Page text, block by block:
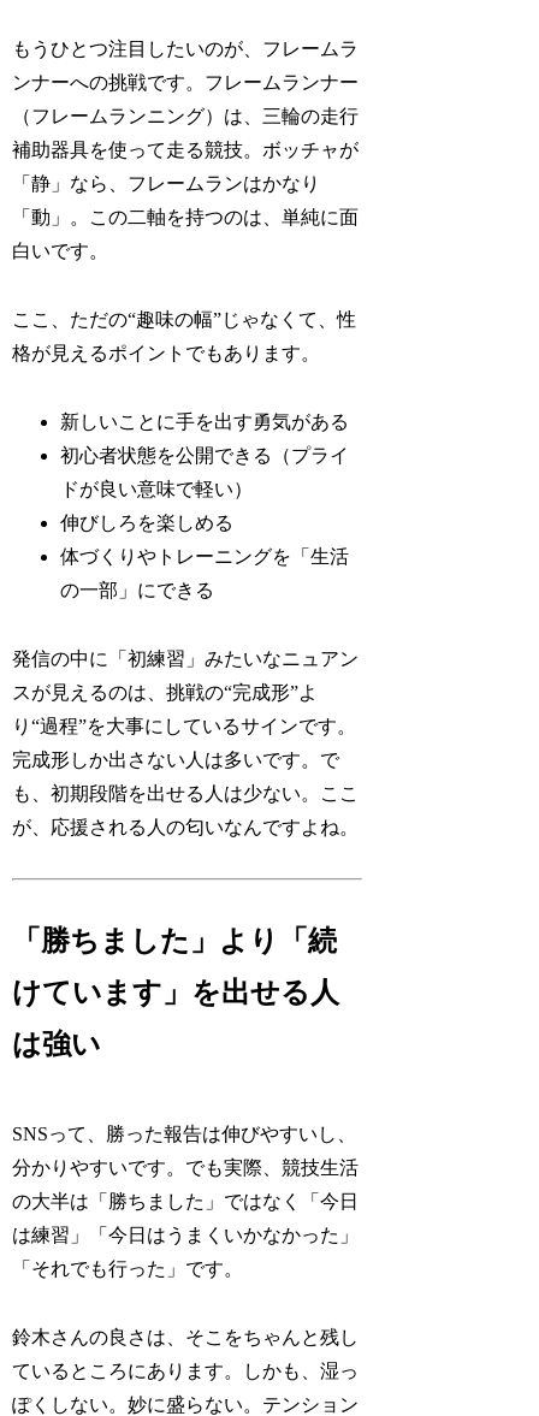
もうひとつ注目したいのが、フレームラ
ンナーへの挑戦です。フレームランナー
（フレームランニング）は、三輪の走行
補助器具を使って走る競技。ボッチャが
「静」なら、フレームランはかなり
「動」。この二軸を持つのは、単純に面
白いです。
ここ、ただの“趣味の幅”じゃなくて、性
格が見えるポイントでもあります。
新しいことに手を出す勇気がある
初心者状態を公開できる（プライ
ドが良い意味で軽い）
伸びしろを楽しめる
体づくりやトレーニングを「生活
の一部」にできる
発信の中に「初練習」みたいなニュアン
スが見えるのは、挑戦の“完成形”よ
り“過程”を大事にしているサインです。
完成形しか出さない人は多いです。で
も、初期段階を出せる人は少ない。ここ
が、応援される人の匂いなんですよね。
「勝ちました」より「続
けています」を出せる人
は強い
SNSって、勝った報告は伸びやすいし、
分かりやすいです。でも実際、競技生活
の大半は「勝ちました」ではなく「今日
は練習」「今日はうまくいかなかった」
「それでも行った」です。
鈴木さんの良さは、そこをちゃんと残し
ているところにあります。しかも、湿っ
ぽくしない。妙に盛らない。テンション